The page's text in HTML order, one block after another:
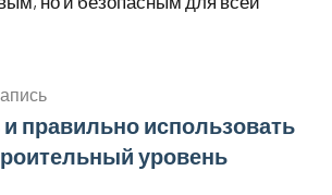
правильно использовать
уровень